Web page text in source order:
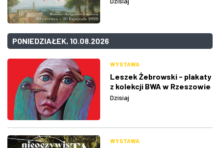
PONIEDZIAŁEK, 10.08.2026
WYSTAWA
Leszek Żebrowski - plakaty
z kolekcji BWA w Rzeszowie
Dzisiaj
WYSTAWA